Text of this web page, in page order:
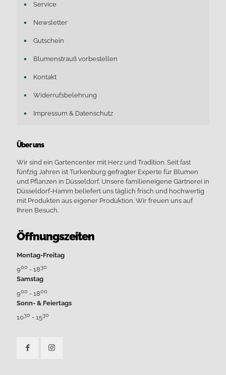
Service
Newsletter
Gutschein
Blumenstrauß vorbestellen
Kontakt
Widerrufsbelehrung
Impressum & Datenschutz
Über uns
Wir sind ein Gartencenter mit Herz und Tradition. Seit fast
fünfzig Jahren ist Turkenburg gefragter Experte für Blumen
und Pflanzen in Düsseldorf. Unsere familieneigene Gärtnerei in
Düsseldorf-Hamm beliefert uns täglich frisch und hochwertig
mit Produkten aus eigener Produktion. Wir freuen uns auf
Ihren Besuch.
Öffnungszeiten
Montag-Freitag
900 - 1830
Samstag
900 - 1800
Sonn- & Feiertags
1030 - 1530